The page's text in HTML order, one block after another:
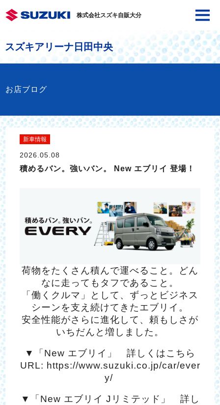
株式会社スズキ自販大分
スズキアリーナ日田中央
お店ブログ
新車情報
2026.05.08
積めるバン。強いバン。 New エブリイ 登場！
荷物をたくさん積んで運べること。どん
なに走ってもタフであること。
「働くクルマ」として、ずっとビジネス
シーンを支え続けてきたエブリイ。
安全性能がさらに進化して、頼もしさが
いちだんと増しました。
▼「New エブリイ」 詳しくはこちら
URL: https://www.suzuki.co.jp/car/ever
y/
▼「New エブリイ Jリミテッド」 詳し